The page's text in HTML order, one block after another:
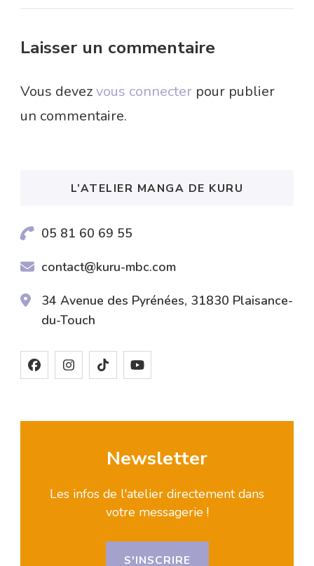
Laisser un commentaire
Vous devezvous connecter pour publier
un commentaire.
L’ATELIER MANGA DE KURU
05 81 60 69 55
contact@kuru-mbc.com
34 Avenue des Pyrénées, 31830 Plaisance-
du-Touch
Newsletter
Les infos de l'atelier directement dans
votre messagerie !
S'INSCRIRE